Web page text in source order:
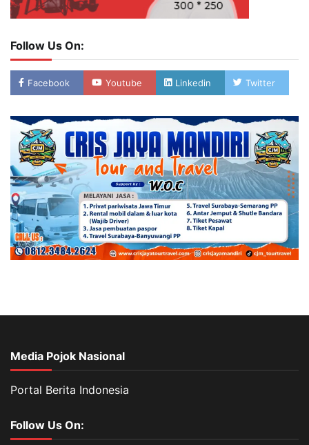
Follow Us On:
Facebook Youtube Linkedin Twitter
Media Pojok Nasional
Portal Berita Indonesia
Follow Us On: